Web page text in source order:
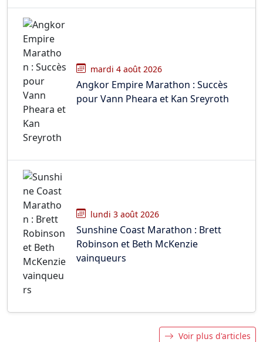
mardi 4 août 2026
Angkor Empire Marathon : Succès
pour Vann Pheara et Kan Sreyroth
lundi 3 août 2026
Sunshine Coast Marathon : Brett
Robinson et Beth McKenzie
vainqueurs
Voir plus d'articles